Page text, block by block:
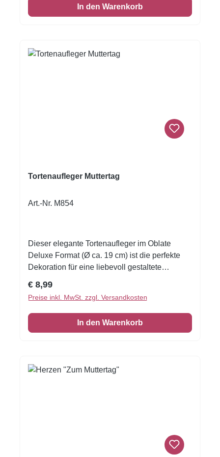
In den Warenkorb
Tortenaufleger Muttertag
Art.-Nr. M854
Dieser elegante Tortenaufleger im Oblate
Deluxe Format (Ø ca. 19 cm) ist die perfekte
Dekoration für eine liebevoll gestaltete
geometrisches Herz mit romantischen
Blumenarrangements in Rosa- und
Pastelltönen – ideal, um Wertschätzung und
Liebe stilvoll auszudrücken. Der essbare
einfach mit einer Schere zuschneiden.
Regulärer Preis:
€ 8,99
Preise inkl. MwSt. zzgl. Versandkosten
In den Warenkorb